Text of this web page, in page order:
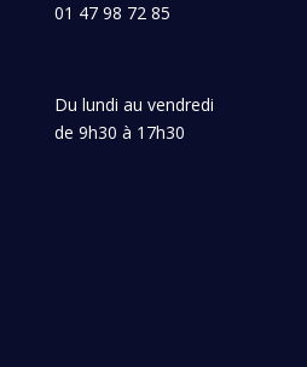
01 47 98 72 85
Du lundi au vendredi
de 9h30 à 17h30